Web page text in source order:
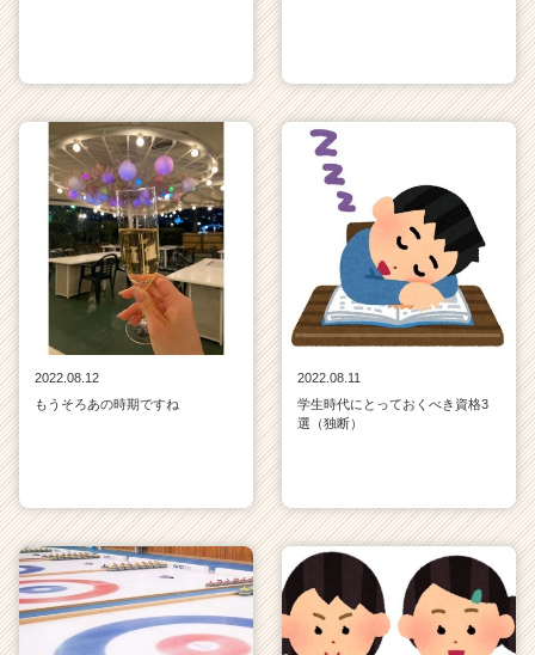
2022.08.12
もうそろあの時期ですね
2022.08.11
学生時代にとっておくべき資格3
選（独断）